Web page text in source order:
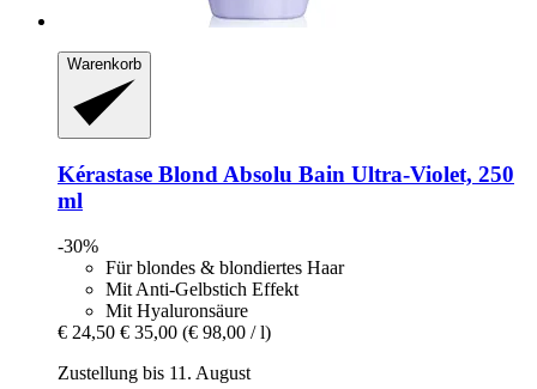
Warenkorb
Kérastase Blond Absolu Bain Ultra-​Violet, 250
ml
-30%
Für blondes & blondiertes Haar
Mit Anti-Gelbstich Effekt
Mit Hyaluronsäure
€ 24,50 € 35,00 (€ 98,00 / l)
Zustellung bis 11. August